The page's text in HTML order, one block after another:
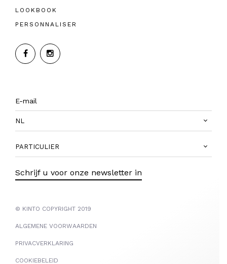
LOOKBOOK
PERSONNALISER
NL
PARTICULIER
Schrijf u voor onze newsletter in
© KINTO COPYRIGHT 2019
ALGEMENE VOORWAARDEN
PRIVACVERKLARING
COOKIEBELEID